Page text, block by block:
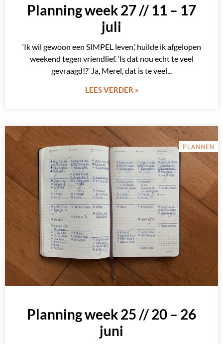
Planning week 27 // 11 – 17
juli
‘Ik wil gewoon een SIMPEL leven,’ huilde ik afgelopen
weekend tegen vriendlief. ‘Is dat nou echt te veel
gevraagd!?’ Ja, Merel, dat is te veel
LEES VERDER »
PLANNEN
Planning week 25 // 20 – 26
juni